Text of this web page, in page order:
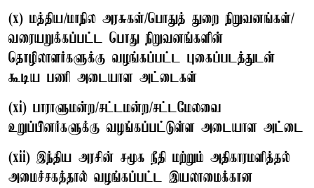
(x) மத்திய/மாநில அரசுகள்/பொதுத் துறை நிறுவனங்கள்/
வரையறுக்கப்பட்ட பொது நிறுவனங்களின்
தொழிலாளர்களுக்கு வழங்கப்பட்ட புகைப்படத்துடன்
கூடிய பணி அடையாள அட்டைகள்
(xi) பாராளுமன்ற/சட்டமன்ற/சட்டமேலவை
உறுப்பினர்களுக்கு வழங்கப்பட்டுள்ள அடையாள அட்டை
(xii) இந்திய அரசின் சமூக நீதி மற்றும் அதிகாரமளித்தல்
அமைச்சகத்தால் வழங்கப்பட்ட இயலாமைக்கான